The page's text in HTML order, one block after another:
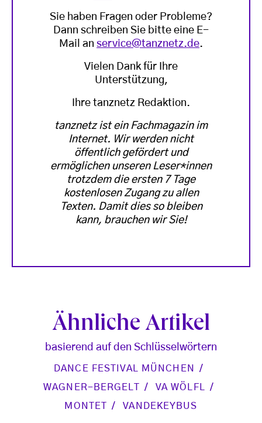
Sie haben Fragen oder Probleme?
Dann schreiben Sie bitte eine E-
Mail an service@tanznetz.de.
Vielen Dank für Ihre
Unterstützung,
Ihre tanznetz Redaktion.
tanznetz ist ein Fachmagazin im
Internet. Wir werden nicht
öffentlich gefördert und
ermöglichen unseren Leser*innen
trotzdem die ersten 7 Tage
kostenlosen Zugang zu allen
Texten. Damit dies so bleiben
kann, brauchen wir Sie!
Ähnliche Artikel
basierend auf den Schlüsselwörtern
DANCE FESTIVAL MÜNCHEN
WAGNER-BERGELT
VA WÖLFL
MONTET
VANDEKEYBUS